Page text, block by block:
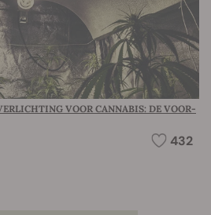
VOOR CANNABIS: DE VOOR-
432